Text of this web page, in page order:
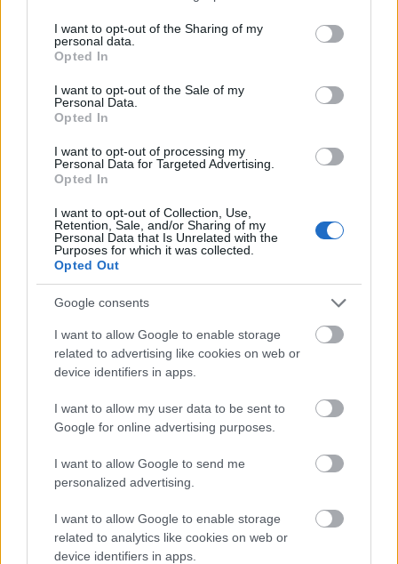
not limited to your visit or usage behaviour. You may click to
grant or deny consent to Google and its third-party tags to
use your data for below specified purposes in below Google
consent section.
I want to opt-out of the Sharing of my
personal data.
Opted In
I want to opt-out of the Sale of my
Personal Data.
Opted In
I want to opt-out of processing my
Personal Data for Targeted Advertising.
Opted In
I want to opt-out of Collection, Use,
Retention, Sale, and/or Sharing of my
Personal Data that Is Unrelated with the
Purposes for which it was collected.
Opted Out
Google consents
I want to allow Google to enable storage
related to advertising like cookies on web or
device identifiers in apps.
I want to allow my user data to be sent to
Google for online advertising purposes.
I want to allow Google to send me
personalized advertising.
I want to allow Google to enable storage
related to analytics like cookies on web or
device identifiers in apps.
Egy rendes koktélkotyvasztónak címerállata is kell
Péter álltása szerint azért, mert játékos,
kiszámíthatatlan és szerencsét hoz. Vagyis minden
adott a sikerhez, főleg, hogy egy egyszer, hosszú és
fárasztó napja végén betért a Mahungba a Felelős
Gasztrohős is. A hős pedig látá,
Gasztrohős szemei nem győztek gyönyörködni a
szelektív szemétgyűjtőben, a bio almalében és a
perlátorban. S ez még nem minden: az évszaknak
megfelelő gyümölcsökből és zöldségekből kevert
fenséges italát a Gasztrohős molinóból készült
fotelben, újrahasznosított mézes bödönből
hörpinthette fel; és megbocsátá az alkalmankénti
banán és ananász felhasználását. Már csak a
környezetkímélő tisztítószerek hiányoznak innen –
ötlött fel benne, de azonnal el is hessegette a
gondolatot, amint – az ital hatására – napsütötte
mezők, érett gyümölcsöktől roskadozó fák és